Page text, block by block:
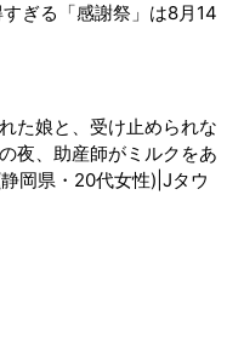
ぎる「感謝祭」は8月14
た娘と、受け止められな
夜、助産師がミルクをあ
岡県・20代女性)|Jタウ